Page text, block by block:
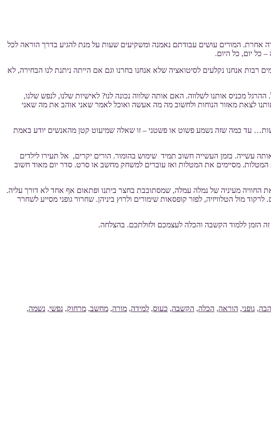
המורים עושים עבודתם נאמנה ומשקיעים שעות על מנת להגיע בדרך הוראה לכל
כל יום, כל היום.
אנחנו נקלעים לסיטואציה שלא אנחנו בחרנו וגם אם הייתה ניתנת לנו הבחירה, לא
מכניס אותנו לשלווה. האם אותה שלווה נכונה לנו? לאישיות שלנו, לנפש שלנו,
לצאת מאזור הנוחות ולחשוב מה מה אעשה ואוכל לאמר שאני אוהב את מה שאני
עד כמה שזה נשמע פשוט או פשטני – זו שאלה שמיעוט קטן מהאנשים יודע באמת
עשייה. בזמן העשייה חשוב תמיד שימוש בהומור. הורים יקרים, אל תעירו לילדים
מסיימים את המטלות ואז עוברים למשחק מחשב או סרט. סדר יום מאוד חשוב
החוויה מעיניה של נמלה עמלה, שמסתובבת בחצר ביתנו ופתאום אף אחד לא דורך עליה.
מול הטלוויזיה, לפזר קופסאות שימורים ולרוץ ביניהן. שחרור גופני מסייע לשחרר
הזמן ללמוד הקשבה והכלה לעצמכם ולזולתכם. בהצלחה.
, גופני, הוראה, הכלה, הקשבה, כעוס, למידה, מורה, מחשב, מרחוק, נפשי, נשמה,